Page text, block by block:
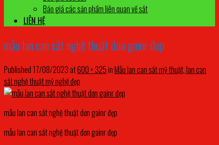
Báo giá các sản phẩm liên quan về sắt
LIÊN HỆ
mẫu lan can sắt nghệ thuật dơn gainr đẹp
Published17/08/2023at600 × 325inMẫu lan can sắt mỹ thuật, lan can
sắt nghệ thuật mỹ nghệ đẹp
mẫu lan can sắt nghệ thuật dơn gainr đẹp
mẫu lan can sắt nghệ thuật dơn gainr đẹp